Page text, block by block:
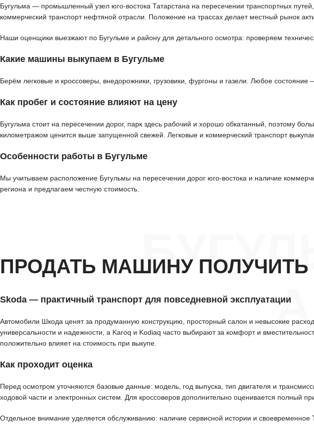
Бугульма — промышленный узел юго-востока Татарстана на пересечении транспортных
коммерческий транспорт нефтяной отрасли. Положение на трассах делает местный рынок
Наши оценщики выезжают по Бугульме и району для детального осмотра: проверяем
Какие машины выкупаем в Бугульме
Берём легковые и кроссоверы, внедорожники, грузовики, фургоны и газели. Любое
Как пробег и состояние влияют на цену
Бугульма стоит на пересечении дорог, парк здесь рабочий и хорошо обкатанный, поэтому
километражом ценится выше запущенной свежей. Легковые и коммерческий транспорт
Особенности работы в Бугульме
Мы учитываем расположение Бугульмы на пересечении дорог юго-востока и наличие
региона и предлагаем честную стоимость.
ПРОДАТЬ МАШИНУ ПОЛУЧИТЬ
Skoda — практичный транспорт для повседневной эксплуатации
Автомобили Шкода ценят за продуманную конструкцию, просторный салон и невысокие
универсальности и надежности, а Karoq и Kodiaq часто выбирают за комфорт и
положительно влияет на стоимость при выкупе.
Как проходит оценка
Перед осмотром уточняются базовые данные: модель, год выпуска, тип двигателя и
ходовой части и электронных систем. Для кроссоверов дополнительно оценивается полный
Отдельное внимание уделяется обслуживанию: наличие сервисной истории и своевременное